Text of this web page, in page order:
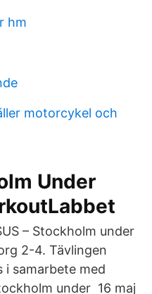
hm
motorcykel och
Under
– Stockholm under
2-4. Tävlingen
i samarbete med
under 16 maj